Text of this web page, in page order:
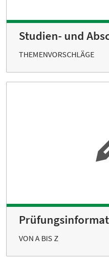
Studien- und
THEMENVORSCHLÄGE
VON A BIS Z